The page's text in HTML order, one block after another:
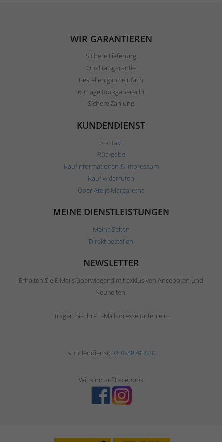
WIR GARANTIEREN
Sichere Lieferung
Qualitätsgarantie
Bestellen ganz einfach
60 Tage Rückgaberecht
Sichere Zahlung
KUNDENDIENST
Kontakt
Rückgabe
Kaufinformationen & Impressum
Kauf widerrufen
Über Ateljé Margaretha
MEINE DIENSTLEISTUNGEN
Meine Seiten
Direkt bestellen
NEWSLETTER
Erhalten Sie E-Mails überwiegend mit exklusiven Angeboten und
Neuheiten.
Tragen Sie Ihre E-Mailadresse unten ein.
Kundendienst: 0201-48793510
Wir sind auf Facebook